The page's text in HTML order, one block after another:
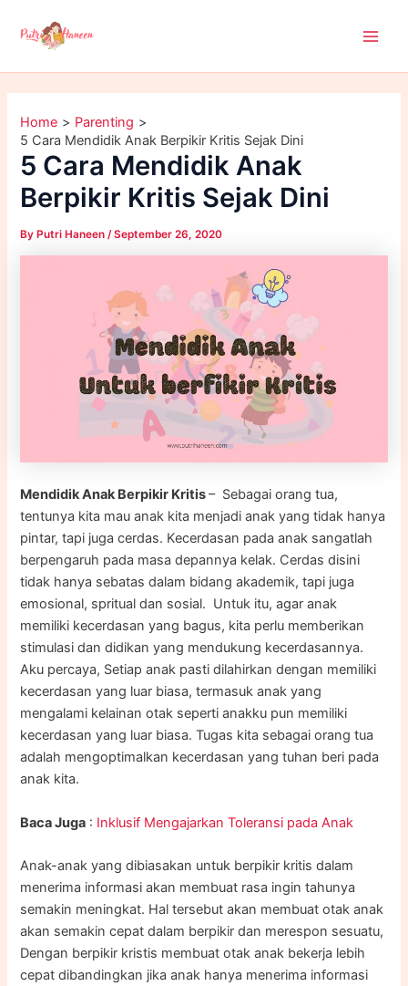
r
c
e
s
Home
Parenting
5 Cara Mendidik Anak Berpikir Kritis Sejak Dini
5 Cara Mendidik Anak
Berpikir Kritis Sejak Dini
ByPutri Haneen /September 26, 2020
Mendidik Anak Berpikir Kritis– Sebagai orang tua,
tentunya kita mau anak kita menjadi anak yang tidak hanya
pintar, tapi juga cerdas. Kecerdasan pada anak sangatlah
berpengaruh pada masa depannya kelak. Cerdas disini
tidak hanya sebatas dalam bidang akademik, tapi juga
emosional, spritual dan sosial. Untuk itu, agar anak
memiliki kecerdasan yang bagus, kita perlu memberikan
stimulasi dan didikan yang mendukung kecerdasannya.
Aku percaya, Setiap anak pasti dilahirkan dengan memiliki
kecerdasan yang luar biasa, termasuk anak yang
mengalami kelainan otak seperti anakku pun memiliki
kecerdasan yang luar biasa. Tugas kita sebagai orang tua
adalah mengoptimalkan kecerdasan yang tuhan beri pada
anak kita.
Baca Juga : Inklusif Mengajarkan Toleransi pada Anak
Anak-anak yang dibiasakan untuk berpikir kritis dalam
menerima informasi akan membuat rasa ingin tahunya
semakin meningkat. Hal tersebut akan membuat otak anak
akan semakin cepat dalam berpikir dan merespon sesuatu,
Dengan berpikir kristis membuat otak anak bekerja lebih
cepat dibandingkan jika anak hanya menerima informasi